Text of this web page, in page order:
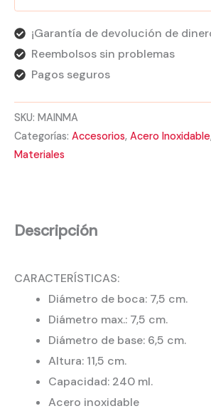
¡Garantía de devolución de
Reembolsos sin problemas
Pagos seguros
SKU: MAINMA
Categorías: Accesorios, Acero Inoxidable
Materiales
Descripción
CARACTERÍSTICAS:
Diámetro de boca: 7,5 cm.
Diámetro max.: 7,5 cm.
Diámetro de base: 6,5 cm.
Altura: 11,5 cm.
Capacidad: 240 ml.
Acero inoxidable